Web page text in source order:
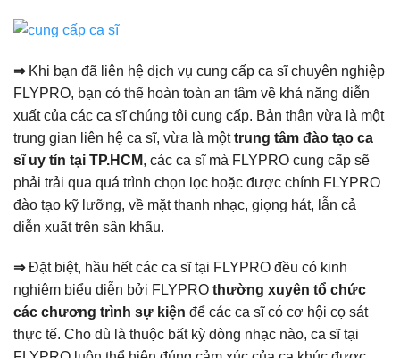
⇒ Khi bạn đã liên hệ dịch vụ cung cấp ca sĩ chuyên nghiệp
FLYPRO, bạn có thể hoàn toàn an tâm về khả năng diễn
xuất của các ca sĩ chúng tôi cung cấp. Bản thân vừa là một
trung gian liên hệ ca sĩ, vừa là mộttrung tâm đào tạo ca
sĩ uy tín tại TP.HCM, các ca sĩ mà FLYPRO cung cấp sẽ
phải trải qua quá trình chọn lọc hoặc được chính FLYPRO
đào tạo kỹ lưỡng, về mặt thanh nhạc, giọng hát, lẫn cả
diễn xuất trên sân khấu.
⇒Đặt biệt, hầu hết các ca sĩ tại FLYPRO đều có kinh
nghiệm biểu diễn bởi FLYPRO thường xuyên tổ chức
các chương trình sự kiện để các ca sĩ có cơ hội cọ sát
thực tế. Cho dù là thuộc bất kỳ dòng nhạc nào, ca sĩ tại